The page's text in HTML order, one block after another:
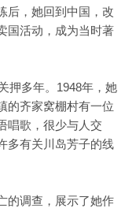
后，她回到中国，改
国活动，成为当时著
押多年。1948年，她
的齐家窝棚村有一位
唱歌，很少与人交
多有关川岛芳子的线
的调查，展示了她作